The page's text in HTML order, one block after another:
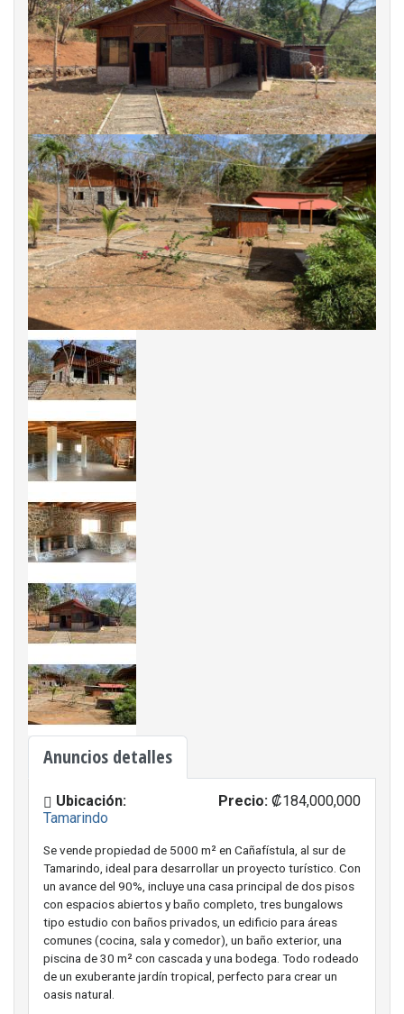
Anuncios detalles
Ubicación:
Tamarindo
Precio: ₡184,000,000
Se vende propiedad de 5000 m² en Cañafístula, al sur de
Tamarindo, ideal para desarrollar un proyecto turístico. Con
un avance del 90%, incluye una casa principal de dos pisos
con espacios abiertos y baño completo, tres bungalows
tipo estudio con baños privados, un edificio para áreas
comunes (cocina, sala y comedor), un baño exterior, una
piscina de 30 m² con cascada y una bodega. Todo rodeado
de un exuberante jardín tropical, perfecto para crear un
oasis natural.